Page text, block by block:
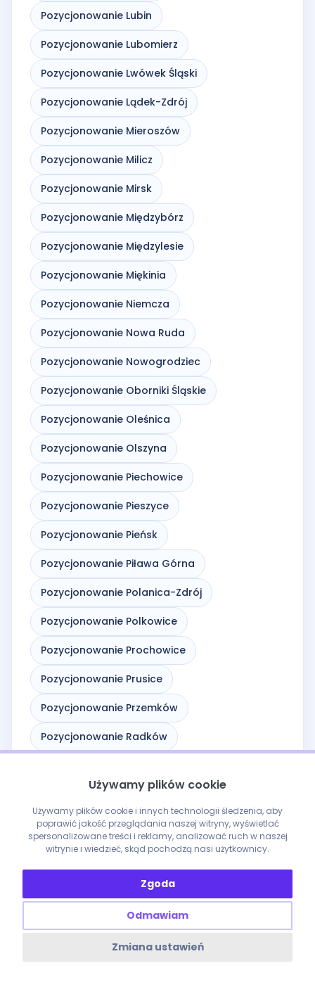
Używamy plików cookie
Używamy plików cookie i innych technologii śledzenia, aby
poprawić jakość przeglądania naszej witryny, wyświetlać
spersonalizowane treści i reklamy, analizować ruch w naszej
witrynie i wiedzieć, skąd pochodzą nasi użytkownicy.
Zgoda
Odmawiam
Zmiana ustawień
Pozycjonowanie Lubin
Pozycjonowanie Lubomierz
Pozycjonowanie Lwówek Śląski
Pozycjonowanie Lądek-Zdrój
Pozycjonowanie Mieroszów
Pozycjonowanie Milicz
Pozycjonowanie Mirsk
Pozycjonowanie Międzybórz
Pozycjonowanie Międzylesie
Pozycjonowanie Miękinia
Pozycjonowanie Niemcza
Pozycjonowanie Nowa Ruda
Pozycjonowanie Nowogrodziec
Pozycjonowanie Oborniki Śląskie
Pozycjonowanie Oleśnica
Pozycjonowanie Olszyna
Pozycjonowanie Piechowice
Pozycjonowanie Pieszyce
Pozycjonowanie Pieńsk
Pozycjonowanie Piława Górna
Pozycjonowanie Polanica-Zdrój
Pozycjonowanie Polkowice
Pozycjonowanie Prochowice
Pozycjonowanie Prusice
Pozycjonowanie Przemków
Pozycjonowanie Radków
Pozycjonowanie Sobótka
Pozycjonowanie Stronie Śląskie
Pozycjonowanie Strzegom
Pozycjonowanie Strzelin
Pozycjonowanie Syców